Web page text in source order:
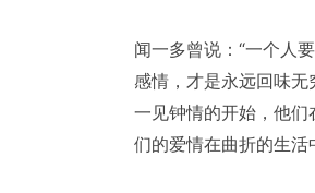
闻一多曾说：“一个人
感情，才是永远回味
一见钟情的开始，他
们的爱情在曲折的生活